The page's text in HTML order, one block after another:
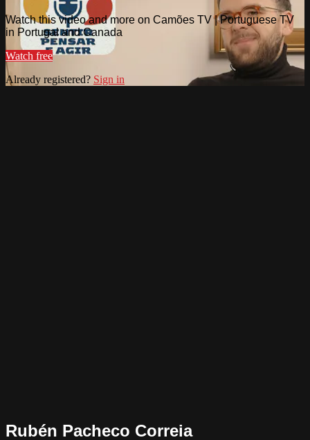
Watch this video and more on Camões TV | Portuguese TV
in Portugal and Canada
Watch free
Already registered? Sign in
Rubén Pacheco Correia